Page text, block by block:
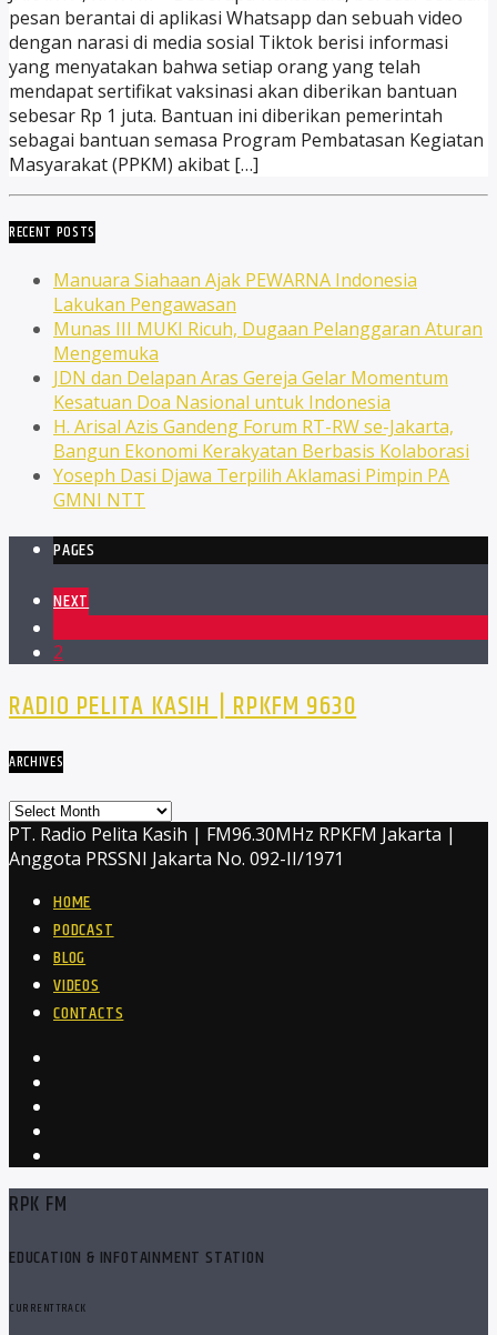
pesan berantai di aplikasi Whatsapp dan sebuah video
dengan narasi di media sosial Tiktok berisi informasi
yang menyatakan bahwa setiap orang yang telah
mendapat sertifikat vaksinasi akan diberikan bantuan
sebesar Rp 1 juta. Bantuan ini diberikan pemerintah
sebagai bantuan semasa Program Pembatasan Kegiatan
Masyarakat (PPKM) akibat […]
RECENT POSTS
Manuara Siahaan Ajak PEWARNA Indonesia
Lakukan Pengawasan
Munas III MUKI Ricuh, Dugaan Pelanggaran Aturan
Mengemuka
JDN dan Delapan Aras Gereja Gelar Momentum
Kesatuan Doa Nasional untuk Indonesia
H. Arisal Azis Gandeng Forum RT-RW se-Jakarta,
Bangun Ekonomi Kerakyatan Berbasis Kolaborasi
Yoseph Dasi Djawa Terpilih Aklamasi Pimpin PA
GMNI NTT
PAGES
NEXT
2
RADIO PELITA KASIH | RPKFM 9630
ARCHIVES
Archives
PT. Radio Pelita Kasih | FM96.30MHz RPKFM Jakarta |
Anggota PRSSNI Jakarta No. 092-II/1971
HOME
PODCAST
BLOG
VIDEOS
CONTACTS
RPK FM
EDUCATION & INFOTAINMENT STATION
CURRENT TRACK